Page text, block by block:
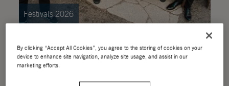
Festivals 2026
JUIN JUIL.
By clicking “Accept All Cookies”, you agree to the storing of cookies on your
device to enhance site navigation, analyze site usage, and assist in our
marketing efforts.